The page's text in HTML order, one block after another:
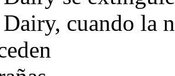
cuando la